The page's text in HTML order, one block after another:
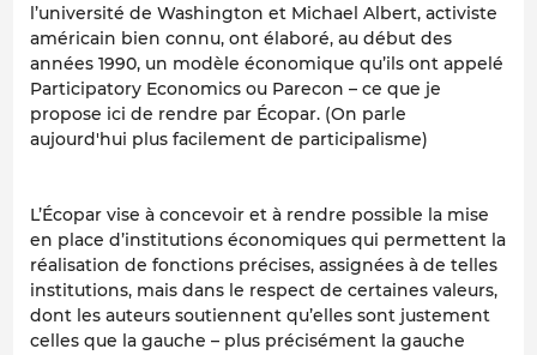
l’université de Washington et Michael Albert, activiste
américain bien connu, ont élaboré, au début des
années 1990, un modèle économique qu’ils ont appelé
Participatory Economics ou Parecon – ce que je
propose ici de rendre par Écopar. (On parle
aujourd'hui plus facilement de participalisme)
L’Écopar vise à concevoir et à rendre possible la mise
en place d’institutions économiques qui permettent la
réalisation de fonctions précises, assignées à de telles
institutions, mais dans le respect de certaines valeurs,
dont les auteurs soutiennent qu’elles sont justement
celles que la gauche – plus précisément la gauche